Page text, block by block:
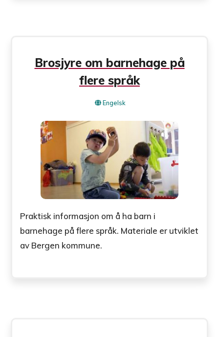
Brosjyre om barnehage på
flere språk
Engelsk
Praktisk informasjon om å ha barn i
barnehage på flere språk. Materiale er utviklet
av Bergen kommune.